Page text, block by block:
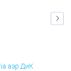
аэр ДиК